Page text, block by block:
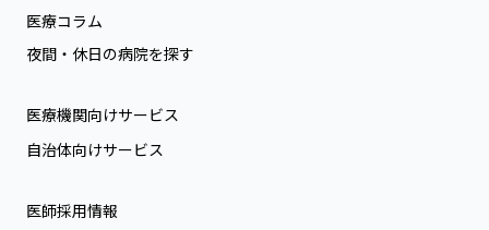
医療コラム
夜間・休日の病院を探す
医療機関向けサービス
自治体向けサービス
医師採用情報